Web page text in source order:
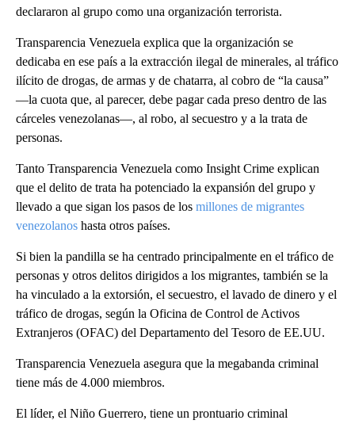
declararon al grupo como una organización terrorista.
Transparencia Venezuela explica que la organización se
dedicaba en ese país a la extracción ilegal de minerales, al tráfico
ilícito de drogas, de armas y de chatarra, al cobro de “la causa”
—la cuota que, al parecer, debe pagar cada preso dentro de las
cárceles venezolanas—, al robo, al secuestro y a la trata de
personas.
Tanto Transparencia Venezuela como Insight Crime explican
que el delito de trata ha potenciado la expansión del grupo y
llevado a que sigan los pasos de los millones de migrantes
venezolanos hasta otros países.
Si bien la pandilla se ha centrado principalmente en el tráfico de
personas y otros delitos dirigidos a los migrantes, también se la
ha vinculado a la extorsión, el secuestro, el lavado de dinero y el
tráfico de drogas, según la Oficina de Control de Activos
Extranjeros (OFAC) del Departamento del Tesoro de EE.UU.
Transparencia Venezuela asegura que la megabanda criminal
tiene más de 4.000 miembros.
El líder, el Niño Guerrero, tiene un prontuario criminal